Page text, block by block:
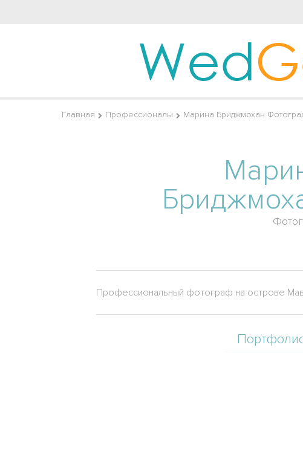
Wed
Главная Профессионалы Марина Бриджмохан
Профессиональный фотограф на острове